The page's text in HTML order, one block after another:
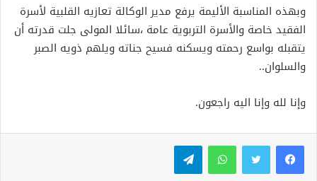
وبهذه المناسبة الأليمة يرفع مدير الوكالة تعازيه القلبية لأسرة
الفقيد خاصة والأسرة التربوية عامة ،سائلا المولى جلت قدرته أن
يتقبله بواسع رحمته ويسكنه فسيح جناته ويلهم ذويه الصبر
والسلوان..
وإنا لله وإنا اليه راجعون.
واتساب تيلقرام